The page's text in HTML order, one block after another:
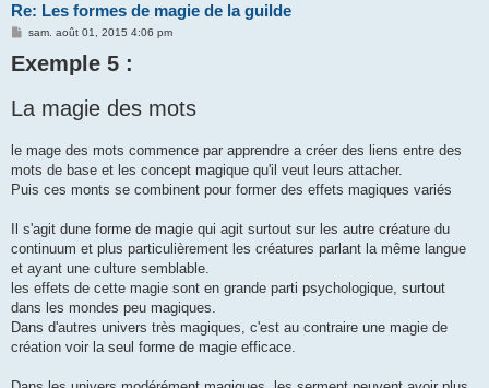
Re: Les formes de magie de la guilde
M
s
s
e
sam. août 01, 2015 4:06 pm
Exemple 5 :
La magie des mots
le mage des mots commence par apprendre a créer des liens entre des
mots de base et les concept magique qu'il veut leurs attacher.
Puis ces monts se combinent pour former des effets magiques variés
Il s'agit dune forme de magie qui agit surtout sur les autre créature du
continuum et plus particulièrement les créatures parlant la même langue
et ayant une culture semblable.
les effets de cette magie sont en grande parti psychologique, surtout
dans les mondes peu magiques.
Dans d'autres univers très magiques, c'est au contraire une magie de
création voir la seul forme de magie efficace.